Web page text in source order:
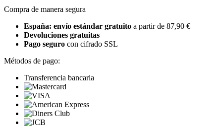
Compra de manera segura
España: envío estándar gratuito a partir de 87,90 €
Devoluciones gratuitas
Pago seguro con cifrado SSL
Métodos de pago:
Transferencia bancaria